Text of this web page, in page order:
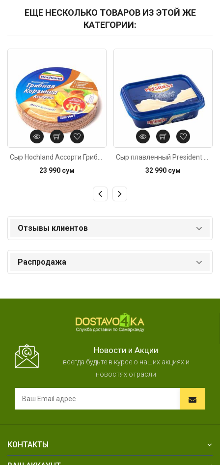
ЕЩЕ НЕСКОЛЬКО ТОВАРОВ ИЗ ЭТОЙ ЖЕ
КАТЕГОРИИ:
23 990 сум
32 990 сум
Отзывы клиентов
Распродажа
Новости и Акции
всегда будьте в курсе о наших акциях и
новостях отрасли
КОНТАКТЫ